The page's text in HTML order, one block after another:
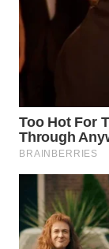
WN
SUBANG
WN
PURWAKARTA
WN
PRIANGAN
TIMUR